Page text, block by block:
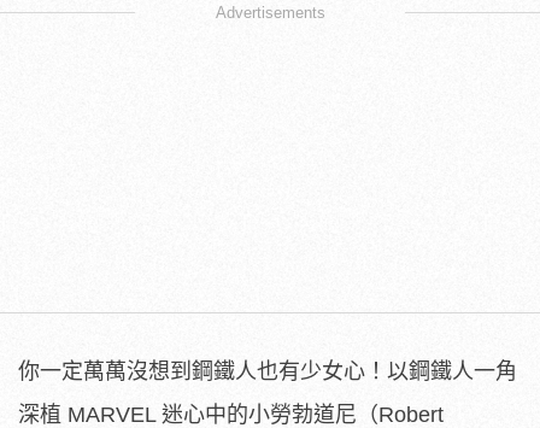
Advertisements
你一定萬萬沒想到鋼鐵人也有少女心！以鋼鐵人一角
深植 MARVEL 迷心中的小勞勃道尼（Robert